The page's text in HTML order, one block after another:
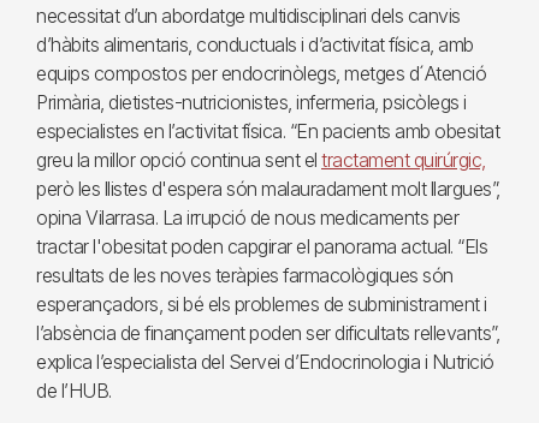
necessitat d’un abordatge multidisciplinari dels canvis
d’hàbits alimentaris, conductuals i d’activitat física, amb
equips compostos per endocrinòlegs, metges d´Atenció
Primària, dietistes-nutricionistes, infermeria, psicòlegs i
especialistes en l’activitat física. “En pacients amb obesitat
greu la millor opció continua sent el tractament quirúrgic,
però les llistes d'espera són malauradament molt llargues”,
opina Vilarrasa. La irrupció de nous medicaments per
tractar l'obesitat poden capgirar el panorama actual. “Els
resultats de les noves teràpies farmacològiques són
esperançadors, si bé els problemes de subministrament i
l’absència de finançament poden ser dificultats rellevants”,
explica l’especialista del Servei d’Endocrinologia i Nutrició
de l’HUB.